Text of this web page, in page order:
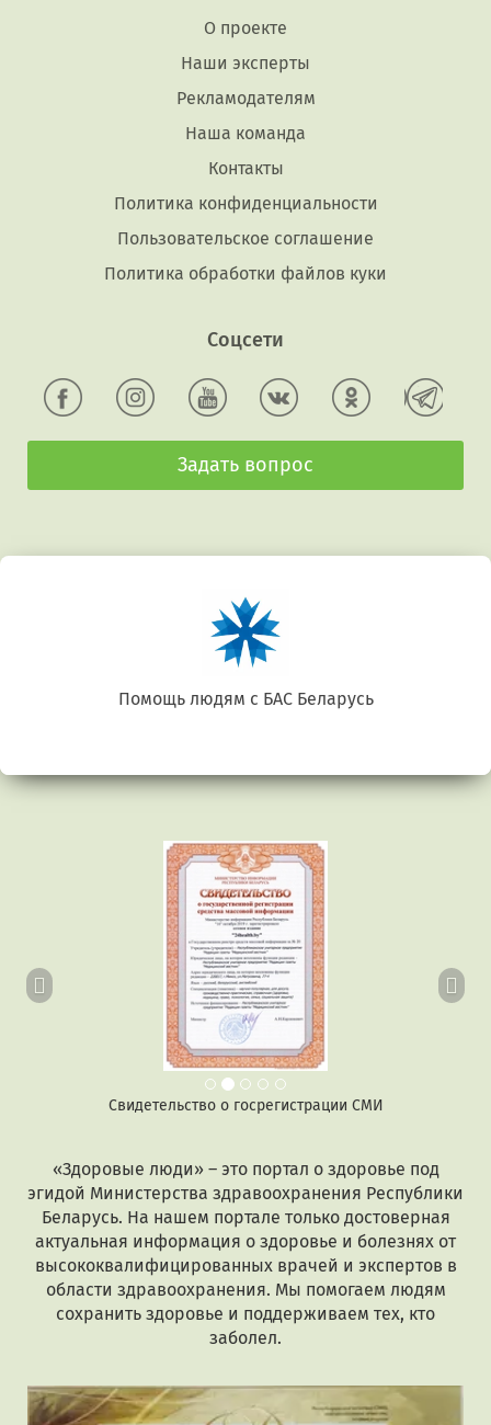
О проекте
Наши эксперты
Рекламодателям
Наша команда
Контакты
Политика конфиденциальности
Пользовательское соглашение
Политика обработки файлов куки
Соцсети
Задать вопрос
Помощь людям с БАС Беларусь
Свидетельство о госрегистрации СМИ
Предыдущий
«Здоровые люди» – это портал о здоровье под
эгидой Министерства здравоохранения Республики
Беларусь. На нашем портале только достоверная
актуальная информация о здоровье и болезнях от
высококвалифицированных врачей и экспертов в
области здравоохранения. Мы помогаем людям
сохранить здоровье и поддерживаем тех, кто
заболел.